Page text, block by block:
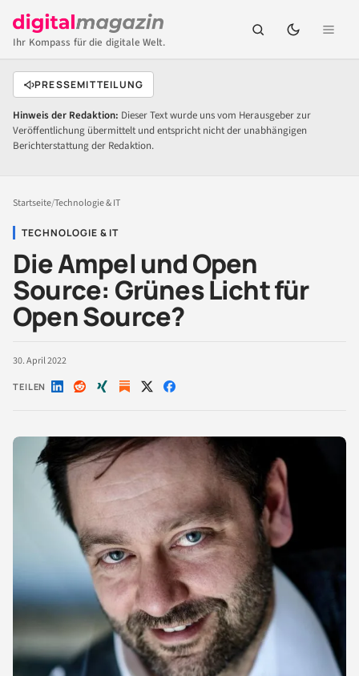
Ihr Kompass für die digitale Welt.
PRESSEMITTEILUNG
Hinweis der Redaktion: Dieser Text wurde uns vom Herausgeber zur
Veröffentlichung übermittelt und entspricht nicht der unabhängigen
Berichterstattung der Redaktion.
Startseite/Technologie & IT
TECHNOLOGIE & IT
Die Ampel und Open
Source: Grünes Licht für
Open Source?
30. April 2022
TEILEN Auf Auf Auf Auf Auf